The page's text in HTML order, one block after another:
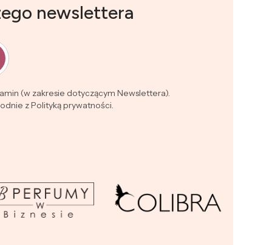
newslettera
(w zakresie dotyczącym Newslettera).
z Polityką prywatności.